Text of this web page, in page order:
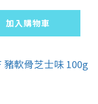
加入購物車